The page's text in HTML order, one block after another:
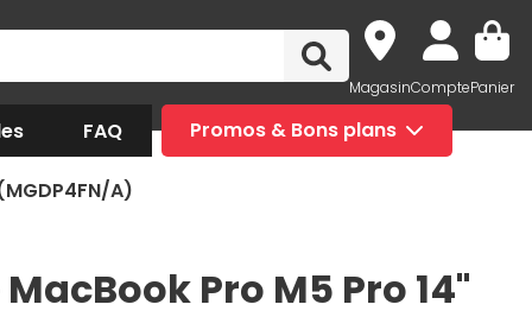
MagasinComptePanier
FAQ Promos & Bons plans
A)
Pro M5 Pro 14"